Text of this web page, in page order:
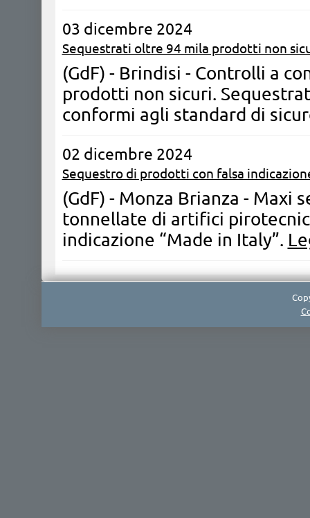
03 dicembre 2024
Sequestrati oltre 94 mila prodotti non
(GdF) - Brindisi - Controlli a
prodotti non sicuri.
conformi agli standard di
02 dicembre 2024
Sequestro di prodotti con falsa
(GdF) - Monza Brianza -
tonnellate di artifici
indicazione “Made in Italy”.